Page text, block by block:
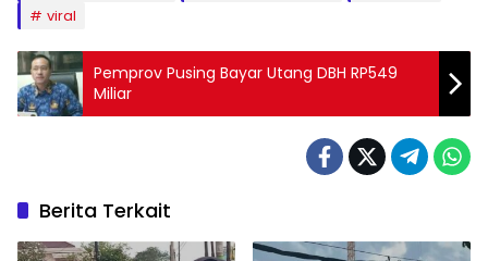
viral
Pemprov Pusing Bayar Utang DBH RP549
Miliar
Berita Terkait